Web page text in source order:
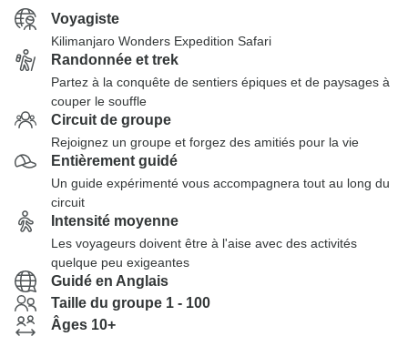
Voyagiste
Kilimanjaro Wonders Expedition Safari
Randonnée et trek
Partez à la conquête de sentiers épiques et de paysages à
couper le souffle
Circuit de groupe
Rejoignez un groupe et forgez des amitiés pour la vie
Entièrement guidé
Un guide expérimenté vous accompagnera tout au long du
circuit
Intensité moyenne
Les voyageurs doivent être à l'aise avec des activités
quelque peu exigeantes
Guidé en Anglais
Taille du groupe 1 - 100
Âges 10+